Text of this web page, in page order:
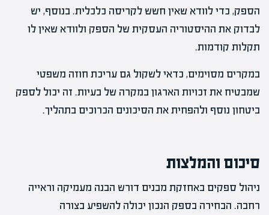
הספק, כדי לוודא שאין חשש לקריסה כלכלית. בנוסף, יש
לבדוק את ההיסטוריה העסקית של הספק ולוודא שאין לו
תקלות קודמות.
במקרים מסוימים, כדאי לשקול גם עריכת חוזה משפטי
שמבטיח את זכויות הארגון במקרה של בעיות. זה יכול לספק
ביטחון נוסף ולהפחית את הסיכונים הכרוכים בתהליך.
סיכום והמלצות
ניהול ספקים באחזקת מבנים דורש הבנה מעמיקה וראייה
רחבה. הבחירה בספק הנכון יכולה להשפיע בצורה